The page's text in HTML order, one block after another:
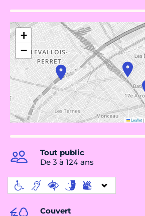
+
−
Leaflet|
Tout public
De 3 à 124 ans
Couvert